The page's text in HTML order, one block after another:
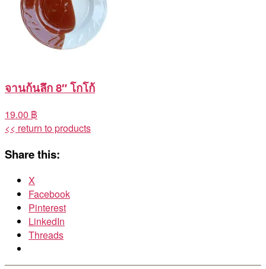
จานก้นลึก 8″ โกโก้
19.00 ฿
<< return to products
Share this:
X
Facebook
Pinterest
LinkedIn
Threads